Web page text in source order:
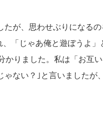
が、思わせぶりになるの
「じゃあ俺と遊ぼうよ
りました。私は「お互
ない？｣と言いましたが